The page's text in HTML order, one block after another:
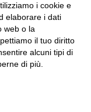
i cookie e
elaborare i dati
web o la
il tuo diritto
alcuni tipi di
di più.